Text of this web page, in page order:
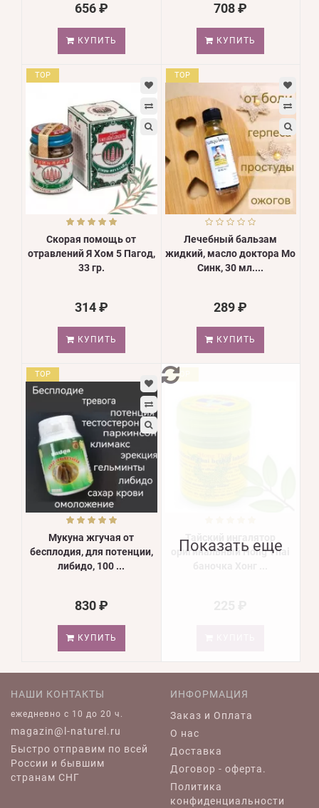
656 ₽
КУПИТЬ
708 ₽
КУПИТЬ
TOP
Скорая помощь от
отравлений Я Хом 5 Пагод,
33 гр.
314 ₽
КУПИТЬ
TOP
Лечебный бальзам
жидкий, масло доктора Мо
Синк, 30 мл....
289 ₽
КУПИТЬ
TOP
Мукуна жгучая от
бесплодия, для потенции,
либидо, 100 ...
830 ₽
КУПИТЬ
TOP
Тайский ингалятор
оригинальный Hong Thai
Показать еще
НАШИ КОНТАКТЫ
ежедневно c 10 до 20 ч.
magazin@l-naturel.ru
Быстро отправим по всей
России и бывшим
странам СНГ
ИНФОРМАЦИЯ
Заказ и Оплата
О нас
Доставка
Договор - оферта.
Политика
конфиденциальности